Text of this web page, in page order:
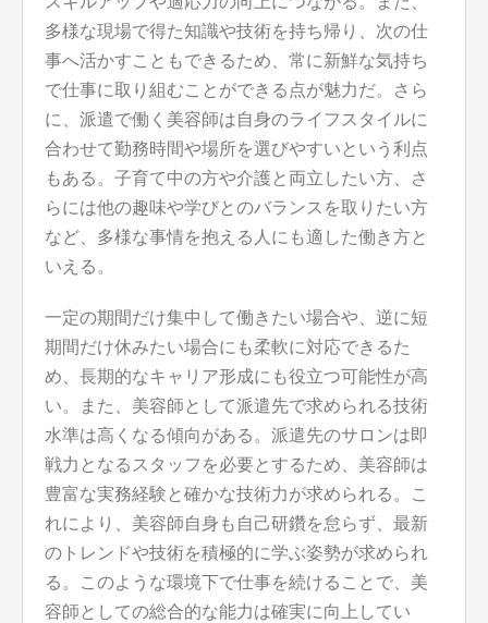
多様な現場で得た知識や技術を持ち帰り、次の仕
事へ活かすこともできるため、常に新鮮な気持ち
で仕事に取り組むことができる点が魅力だ。さら
に、派遣で働く美容師は自身のライフスタイルに
合わせて勤務時間や場所を選びやすいという利点
もある。子育て中の方や介護と両立したい方、さ
らには他の趣味や学びとのバランスを取りたい方
など、多様な事情を抱える人にも適した働き方と
いえる。
一定の期間だけ集中して働きたい場合や、逆に短
期間だけ休みたい場合にも柔軟に対応できるた
め、長期的なキャリア形成にも役立つ可能性が高
い。また、美容師として派遣先で求められる技術
水準は高くなる傾向がある。派遣先のサロンは即
戦力となるスタッフを必要とするため、美容師は
豊富な実務経験と確かな技術力が求められる。こ
れにより、美容師自身も自己研鑽を怠らず、最新
のトレンドや技術を積極的に学ぶ姿勢が求められ
る。このような環境下で仕事を続けることで、美
容師としての総合的な能力は確実に向上してい